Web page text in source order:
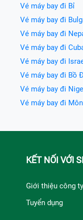
Vé máy bay đi Bỉ
Vé máy bay đi
Vé máy bay đi
Vé máy bay đi
Vé máy bay đi
Vé máy bay đi Bồ
Vé máy bay đi
Vé máy bay đi
KẾT NỐI VỚI
Giới thiệu công ty
Tuyển dụng